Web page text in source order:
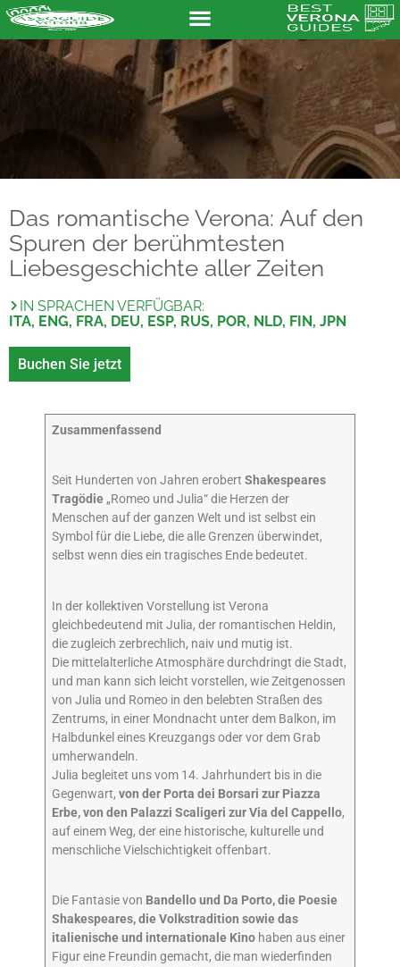
Das romantische Verona: Auf den
Spuren der berühmtesten
Liebesgeschichte aller Zeiten
IN SPRACHEN VERFÜGBAR:
ITA, ENG, FRA, DEU, ESP, RUS, POR, NLD, FIN, JPN
Buchen Sie jetzt
Zusammenfassend
Seit Hunderten von Jahren erobertShakespeares
Tragödie „Romeo und Julia“ die Herzen der
Menschen auf der ganzen Welt und ist selbst ein
Symbol für die Liebe, die alle Grenzen überwindet,
selbst wenn dies ein tragisches Ende bedeutet.
In der kollektiven Vorstellung ist Verona
gleichbedeutend mit Julia, der romantischen Heldin,
die zugleich zerbrechlich, naiv und mutig ist.
Die mittelalterliche Atmosphäre durchdringt die Stadt,
und man kann sich leicht vorstellen, wie Zeitgenossen
von Julia und Romeo in den belebten Straßen des
Zentrums, in einer Mondnacht unter dem Balkon, im
Halbdunkel eines Kreuzgangs oder vor dem Grab
umherwandeln.
Julia begleitet uns vom 14. Jahrhundert bis in die
Gegenwart,von der Porta dei Borsari zur Piazza
Erbe, von den Palazzi Scaligeri zur Via del Cappello,
auf einem Weg, der eine historische, kulturelle und
menschliche Vielschichtigkeit offenbart.
Die Fantasie von Bandello und Da Porto, die Poesie
Shakespeares, die Volkstradition sowie das
italienische und internationale Kino haben aus einer
Figur eine Freundin gemacht, die man wiederfinden